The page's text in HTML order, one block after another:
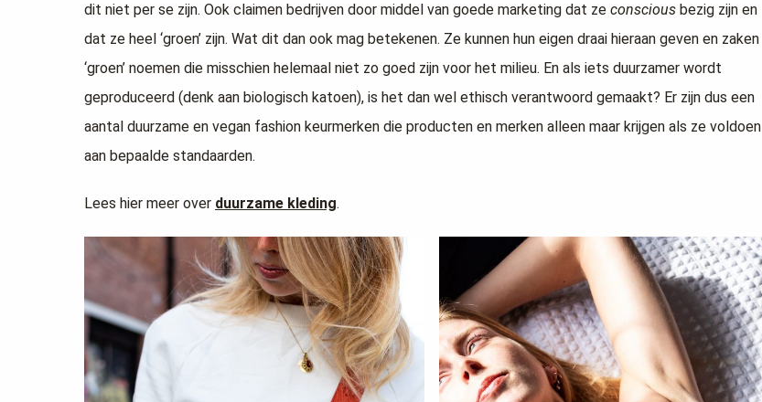
dit niet per se zijn. Ook claimen bedrijven door middel van goede marketing dat ze conscious bezig zijn en
dat ze heel ‘groen’ zijn. Wat dit dan ook mag betekenen. Ze kunnen hun eigen draai hieraan geven en zaken
‘groen’ noemen die misschien helemaal niet zo goed zijn voor het milieu. En als iets duurzamer wordt
geproduceerd (denk aan biologisch katoen), is het dan wel ethisch verantwoord gemaakt? Er zijn dus een
aantal duurzame en vegan fashion keurmerken die producten en merken alleen maar krijgen als ze voldoen
aan bepaalde standaarden.
Lees hier meer over duurzame kleding.